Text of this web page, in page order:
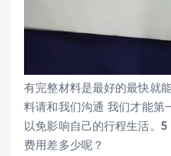
有完整材料是最好的最快就
料请和我们沟通 我们才能第
以免影响自己的行程生活。
费用差多少呢？